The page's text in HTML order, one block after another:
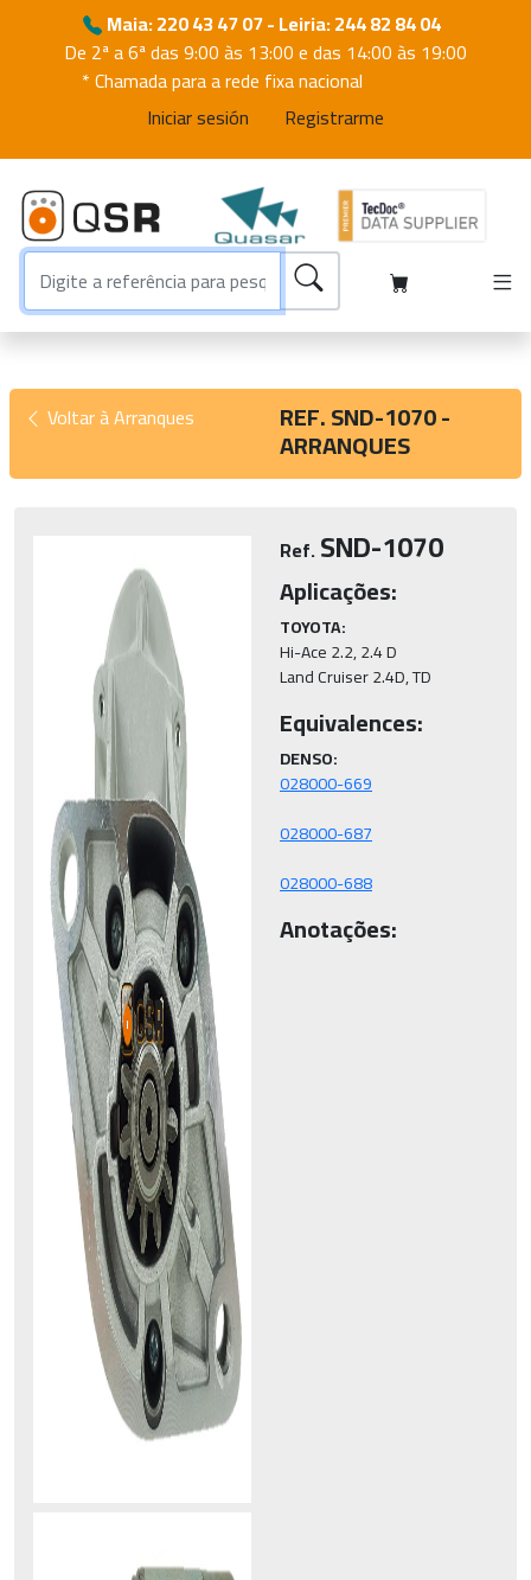
Maia: 220 43 47 07 - Leiria: 244 82 84 04
De 2ª a 6ª das 9:00 às 13:00 e das 14:00 às 19:00
* Chamada para a rede fixa nacional
Iniciar sesión
Registrarme
Voltar à Arranques REF. SND-1070 -
ARRANQUES
Ref.SND-1070
Aplicações:
TOYOTA:
Hi-Ace 2.2, 2.4 D
Land Cruiser 2.4D, TD
Equivalences:
DENSO:
028000-688
Anotações: